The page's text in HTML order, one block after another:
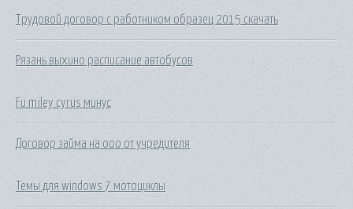
Трудовой договор с работником образец 2015 скачать
Рязань выхино расписание автобусов
Fu miley cyrus минус
Договор займа на ооо от учредителя
Темы для windows 7 мотоциклы